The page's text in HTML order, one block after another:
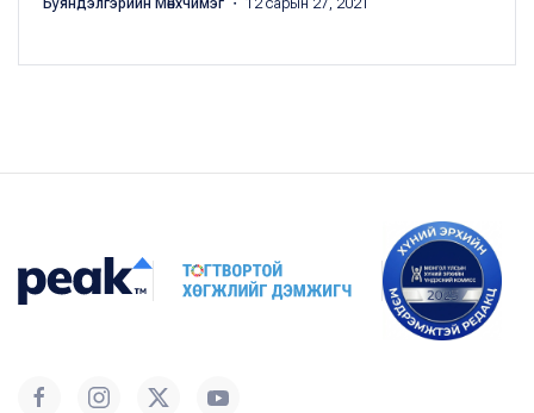
Буяндэлгэрийн Мөнхчимэг ・ 12 сарын 27, 2021